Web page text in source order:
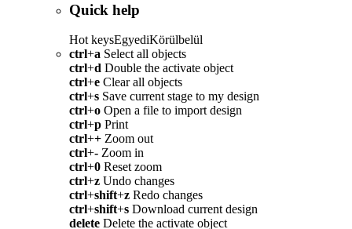
Quick help
Hot keysEgyediKörülbelül
ctrl+a Select all objects
ctrl+d Double the activate object
ctrl+e Clear all objects
ctrl+s Save current stage to my design
ctrl+o Open a file to import design
ctrl+p Print
ctrl++ Zoom out
ctrl+- Zoom in
ctrl+0 Reset zoom
ctrl+z Undo changes
ctrl+shift+z Redo changes
ctrl+shift+s Download current design
delete Delete the activate object